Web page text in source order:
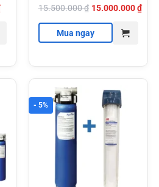
15.500.000₫
Giá
là:
15.500.000 ₫.
15.000.000₫
Giá
tại
15.000.000 ₫.
Mua ngay
- 5%